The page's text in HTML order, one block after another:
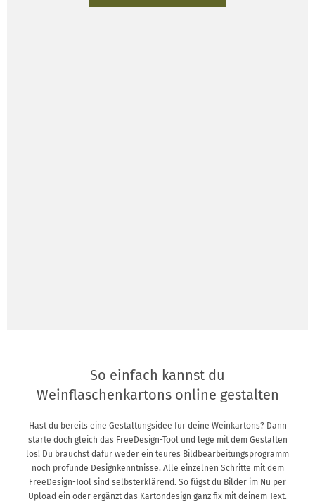
So einfach kannst du
Weinflaschenkartons online gestalten
Hast du bereits eine Gestaltungsidee für deine Weinkartons? Dann
starte doch gleich das FreeDesign-Tool und lege mit dem Gestalten
los! Du brauchst dafür weder ein teures Bildbearbeitungsprogramm
noch profunde Designkenntnisse. Alle einzelnen Schritte mit dem
FreeDesign-Tool sind selbsterklärend. So fügst du Bilder im Nu per
Upload ein oder ergänzt das Kartondesign ganz fix mit deinem Text.